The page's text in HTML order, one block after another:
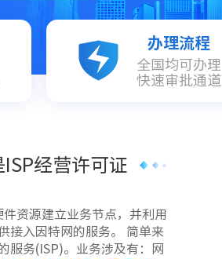
办理流程
全国均可办理
快速审批通道
ISP经营许可证
资源建立业务节点，并利用
接入因特网的服务。 简单来
服务(ISP)。业务涉及有：网